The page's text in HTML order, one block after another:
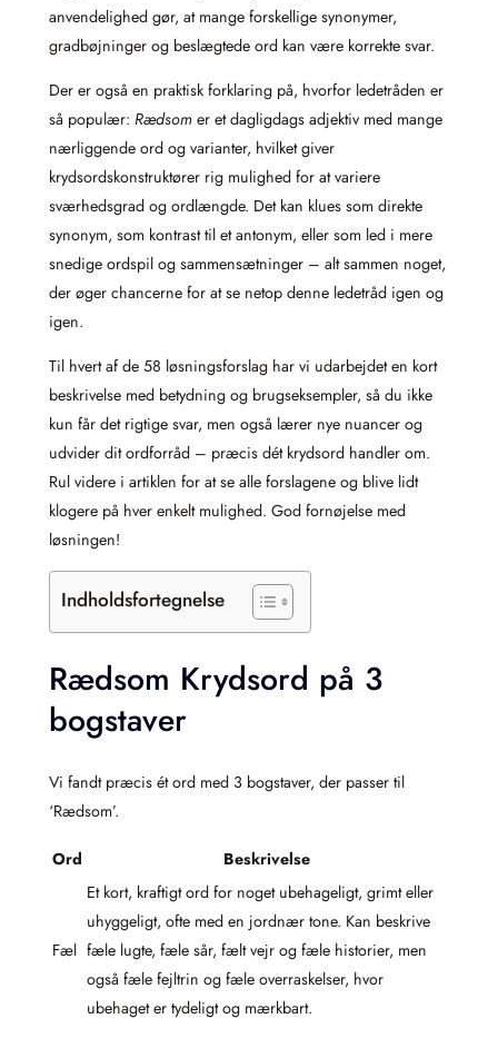
anvendelighed gør, at mange forskellige synonymer,
gradbøjninger og beslægtede ord kan være korrekte svar.
Der er også en praktisk forklaring på, hvorfor ledetråden er
så populær: Rædsom er et dagligdags adjektiv med mange
nærliggende ord og varianter, hvilket giver
krydsordskonstruktører rig mulighed for at variere
sværhedsgrad og ordlængde. Det kan klues som direkte
synonym, som kontrast til et antonym, eller som led i mere
snedige ordspil og sammensætninger – alt sammen noget,
der øger chancerne for at se netop denne ledetråd igen og
igen.
Til hvert af de 58 løsningsforslag har vi udarbejdet en kort
beskrivelse med betydning og brugseksempler, så du ikke
kun får det rigtige svar, men også lærer nye nuancer og
udvider dit ordforråd – præcis dét krydsord handler om.
Rul videre i artiklen for at se alle forslagene og blive lidt
klogere på hver enkelt mulighed. God fornøjelse med
løsningen!
Indholdsfortegnelse
Rædsom Krydsord på 3
bogstaver
Vi fandt præcis ét ord med 3 bogstaver, der passer til
‘Rædsom’.
Ord Beskrivelse
Fæl
Et kort, kraftigt ord for noget ubehageligt, grimt eller
uhyggeligt, ofte med en jordnær tone. Kan beskrive
fæle lugte, fæle sår, fælt vejr og fæle historier, men
også fæle fejltrin og fæle overraskelser, hvor
ubehaget er tydeligt og mærkbart.